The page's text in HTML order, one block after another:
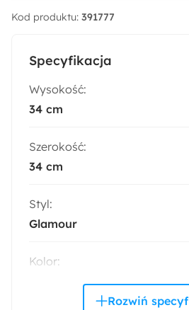
Specyfikacja
Wysokość:
34 cm
Szerokość:
34 cm
Styl:
Glamour
Kolor:
Kod produktu: 391777